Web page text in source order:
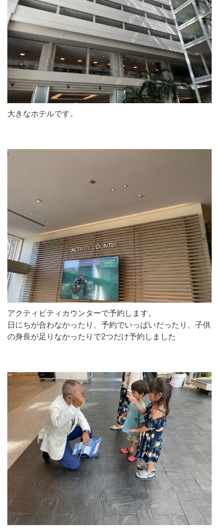
大きなホテルです。
アクティビティカウンターで予約します。
日にちが合わなかったり、予約でいっぱいだったり、子供
の身長が足りなかったりで2つだけ予約しました